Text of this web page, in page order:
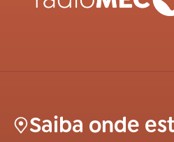
Saiba onde